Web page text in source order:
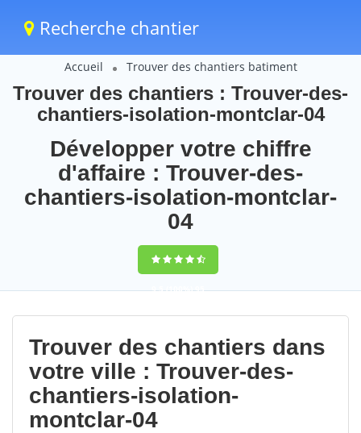
Recherche chantier
Accueil Trouver des chantiers batiment
Trouver des chantiers : Trouver-des-
chantiers-isolation-montclar-04
Développer votre chiffre
d'affaire : Trouver-des-
chantiers-isolation-montclar-
04
9,5(100%)95
votes
Trouver des chantiers dans
votre ville : Trouver-des-
chantiers-isolation-
montclar-04